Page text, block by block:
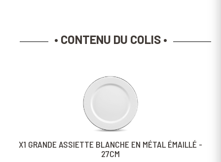
• CONTENU DU COLIS •
X1 GRANDE ASSIETTE BLANCHE EN MÉTAL ÉMAILLÉ -
27CM